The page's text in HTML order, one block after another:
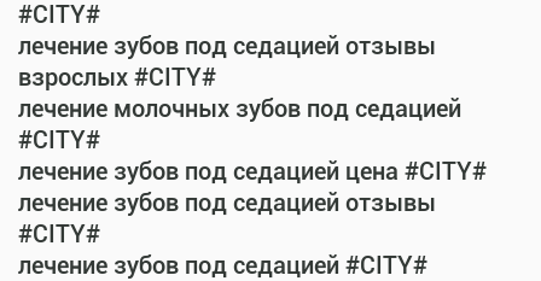
#CITY#
лечение зубов под седацией отзывы
взрослых #CITY#
лечение молочных зубов под седацией
#CITY#
лечение зубов под седацией цена #CITY#
лечение зубов под седацией отзывы
#CITY#
лечение зубов под седацией #CITY#